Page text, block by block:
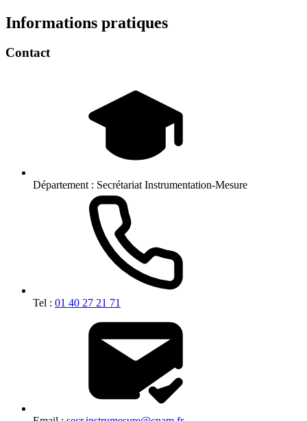
Informations pratiques
Contact
Département : Secrétariat Instrumentation-Mesure
Tel : 01 40 27 21 71